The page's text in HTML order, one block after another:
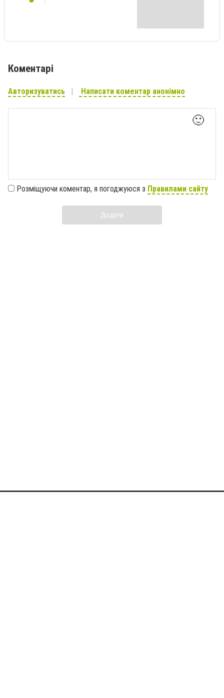
Коментарі
Авторизуватись Написати коментар анонімно
🙂
Розміщуючи коментар, я погоджуюся з Правилами сайту
Додати